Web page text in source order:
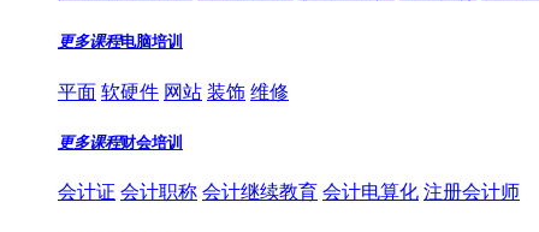
更多课程电脑培训
平面 软硬件 网站 装饰 维修
更多课程财会培训
会计证 会计职称 会计继续教育 会计电算化 注册会计师